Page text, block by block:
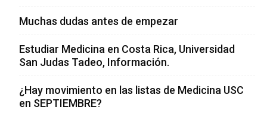
Muchas dudas antes de empezar
Estudiar Medicina en Costa Rica, Universidad
San Judas Tadeo, Información.
¿Hay movimiento en las listas de Medicina USC
en SEPTIEMBRE?